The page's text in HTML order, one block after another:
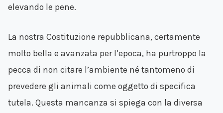
elevando le pene.
La nostra Costituzione repubblicana, certamente
molto bella e avanzata per l’epoca, ha purtroppo la
pecca di non citare l’ambiente né tantomeno di
prevedere gli animali come oggetto di specifica
tutela. Questa mancanza si spiega con la diversa